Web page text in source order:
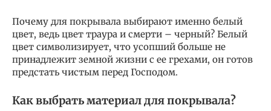
Почему для покрывала выбирают именно белый
цвет, ведь цвет траура и смерти – черный? Белый
цвет символизирует, что усопший больше не
принадлежит земной жизни с ее грехами, он готов
предстать чистым перед Господом.
Как выбрать материал для покрывала?